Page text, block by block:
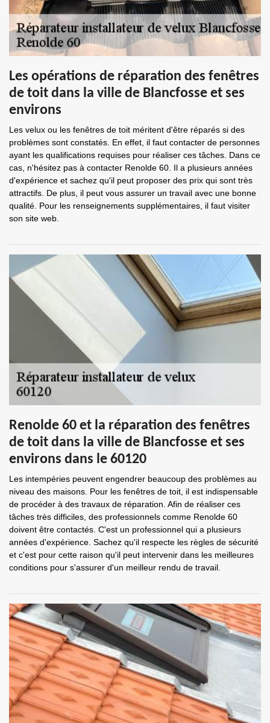
Les opérations de réparation des fenêtres
de toit dans la ville de Blancfosse et ses
environs
Les velux ou les fenêtres de toit méritent d'être réparés si des
problèmes sont constatés. En effet, il faut contacter de personnes
ayant les qualifications requises pour réaliser ces tâches. Dans ce
cas, n'hésitez pas à contacter Renolde 60. Il a plusieurs années
d'expérience et sachez qu'il peut proposer des prix qui sont très
attractifs. De plus, il peut vous assurer un travail avec une bonne
qualité. Pour les renseignements supplémentaires, il faut visiter
son site web.
Renolde 60 et la réparation des fenêtres
de toit dans la ville de Blancfosse et ses
environs dans le 60120
Les intempéries peuvent engendrer beaucoup des problèmes au
niveau des maisons. Pour les fenêtres de toit, il est indispensable
de procéder à des travaux de réparation. Afin de réaliser ces
tâches très difficiles, des professionnels comme Renolde 60
doivent être contactés. C'est un professionnel qui a plusieurs
années d'expérience. Sachez qu'il respecte les règles de sécurité
et c'est pour cette raison qu'il peut intervenir dans les meilleures
conditions pour s'assurer d'un meilleur rendu de travail.